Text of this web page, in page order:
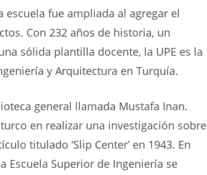
fue ampliada al agregar el
Con 232 años de historia, un
sólida plantilla docente, la UPE es la
y Arquitectura en Turquía.
general llamada Mustafa Inan.
en realizar una investigación sobre
titulado ‘Slip Center’ en 1943. En
Escuela Superior de Ingeniería se